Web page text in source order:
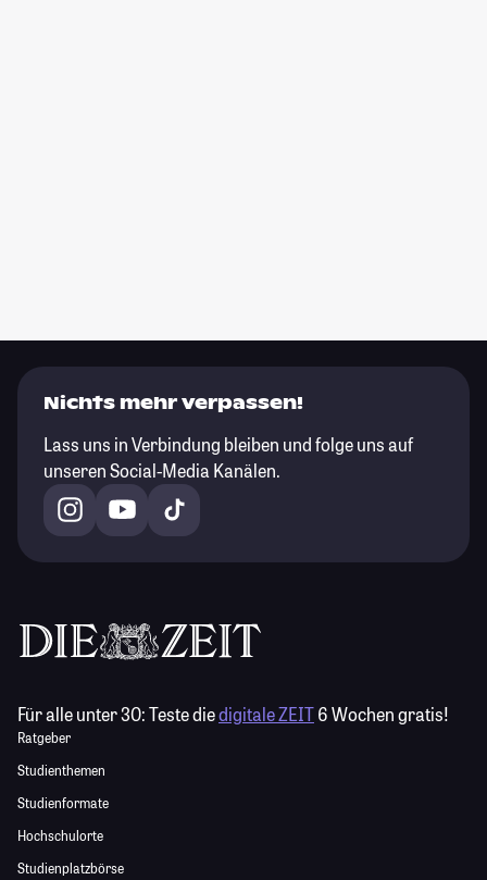
Nichts mehr verpassen!
Lass uns in Verbindung bleiben und folge uns auf
unseren Social-Media Kanälen.
Für alle unter 30:Teste diedigitale ZEIT6 Wochen gratis!
Ratgeber
Studienthemen
Studienformate
Hochschulorte
Studienplatzbörse